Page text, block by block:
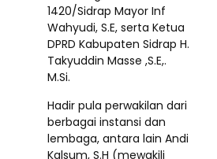
1420/Sidrap Mayor Inf
Wahyudi, S.E, serta Ketua
DPRD Kabupaten Sidrap H.
Takyuddin Masse ,S.E,.
M.Si.
Hadir pula perwakilan dari
berbagai instansi dan
lembaga, antara lain Andi
Kalsum, S.H (mewakili